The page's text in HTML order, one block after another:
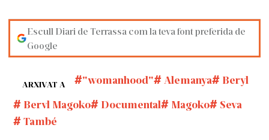
Escull Diari de Terrassa com la teva font preferida de
Google
ARXIVAT A "womanhood" Alemanya
Beryl
Beryl Magoko
Documental Magoko
Seva
També